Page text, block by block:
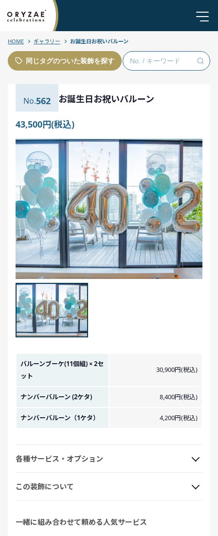
HOME ギャラリー お誕生日お祝いバルーン
同じタグのついた装飾を探す
562 お誕生日お祝いバルーン
43,500円(税込)
金額イメージ
バルーンブーケ(11個組) × 2セ
ット
30,900円(税込)
ナンバーバルーン (2ケタ) 8,400円(税込)
ナンバーバルーン（1ケタ） 4,200円(税込)
各種サービス・オプション
この装飾について
一緒に組み合わせて頼める人気サービス